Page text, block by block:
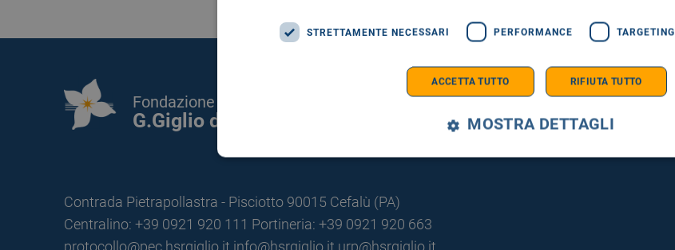
Fondazione Istituto
G.Giglio di Cefalù
Contrada Pietrapollastra - Pisciotto 90015 Cefalù (PA)
Centralino: +39 0921 920 111 Portineria: +39 0921 920 663
protocollo@pec.hsrgiglio.it info@hsrgiglio.it urp@hsrgiglio.it
STRETTAMENTE NECESSARI PERFORMANCE TARGETING
ACCETTA TUTTO RIFIUTA TUTTO
MOSTRA DETTAGLI